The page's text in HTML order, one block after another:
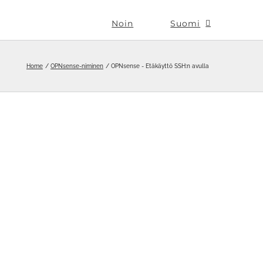
Noin Suomi
Home OPNsense-niminen OPNsense - Etäkäyttö SSH:n avulla